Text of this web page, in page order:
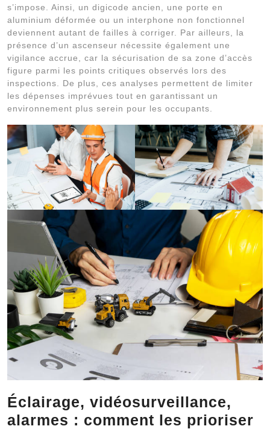
s’impose. Ainsi, un digicode ancien, une porte en
aluminium déformée ou un interphone non fonctionnel
deviennent autant de failles à corriger. Par ailleurs, la
présence d’un ascenseur nécessite également une
vigilance accrue, car la sécurisation de sa zone d’accès
figure parmi les points critiques observés lors des
inspections. De plus, ces analyses permettent de limiter
les dépenses imprévues tout en garantissant un
environnement plus serein pour les occupants.
Éclairage, vidéosurveillance,
alarmes : comment les prioriser